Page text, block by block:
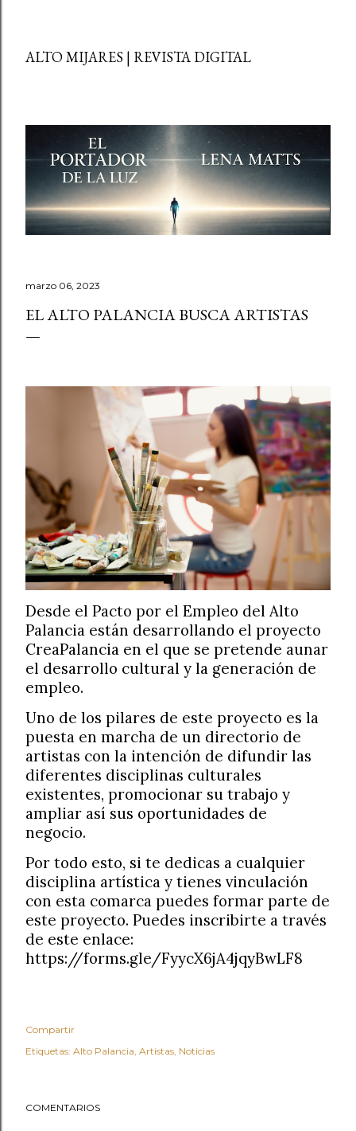
ALTO MIJARES | REVISTA DIGITAL
marzo 06, 2023
EL ALTO PALANCIA BUSCA ARTISTAS
Desde el Pacto por el Empleo del Alto
Palancia están desarrollando el proyecto
CreaPalancia en el que se pretende aunar
el desarrollo cultural y la generación de
empleo.
Uno de los pilares de este proyecto es la
puesta en marcha de un directorio de
artistas con la intención de difundir las
diferentes disciplinas culturales
existentes, promocionar su trabajo y
ampliar así sus oportunidades de
negocio.
Por todo esto, si te dedicas a cualquier
disciplina artística y tienes vinculación
con esta comarca puedes formar parte de
este proyecto. Puedes inscribirte a través
de este enlace:
https://forms.gle/FyycX6jA4jqyBwLF8
Compartir
Etiquetas: Alto Palancia Artistas Noticias
COMENTARIOS